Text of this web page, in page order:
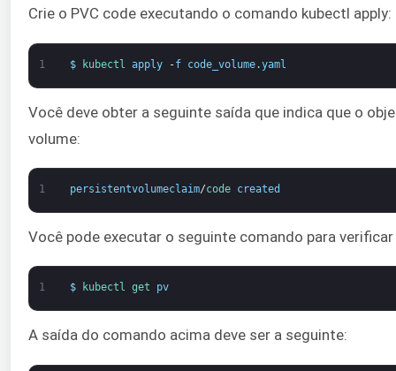
Crie o PVC code executando o comando kubectl apply:
1 $ kubectl apply -f code_volume.yaml
Você deve obter a seguinte saída que indica que o
volume:
1 persistentvolumeclaim/code created
Você pode executar o seguinte comando para
1 $ kubectl get pv
A saída do comando acima deve ser a seguinte: